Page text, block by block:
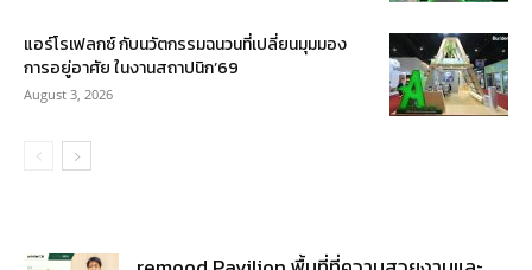
แอร์โรเฟลกซ์ กับนวัตกรรมฉนวนที่เปลี่ยนมุมมอง
การอยู่อาศัย ในงานสถาปนิก’69
August 3, 2026